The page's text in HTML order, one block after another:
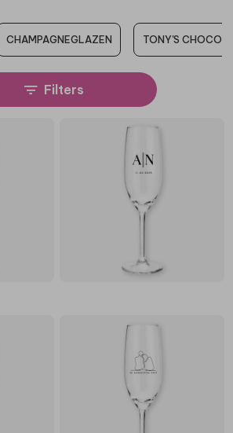
CHAMPAGNEGLAZEN TONY'S
Filters